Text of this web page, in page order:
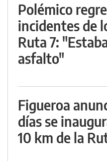
Polémico
incidentes de
Ruta 7:
asfalto"
Figueroa
días se
10 km de la